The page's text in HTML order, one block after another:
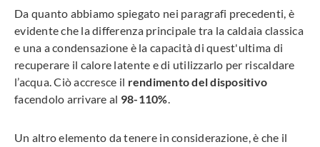
Da quanto abbiamo spiegato nei paragrafi precedenti, è
evidente che la differenza principale tra la caldaia classica
e una a condensazione è la capacità di quest'ultima di
recuperare il calore latente e di utilizzarlo per riscaldare
l’acqua. Ciò accresce il rendimento del dispositivo
facendolo arrivare al 98-110%.
Un altro elemento da tenere in considerazione, è che il